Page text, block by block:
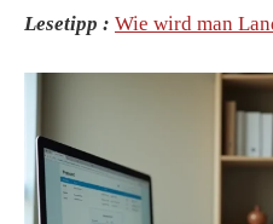
Lesetipp : Wie wird man